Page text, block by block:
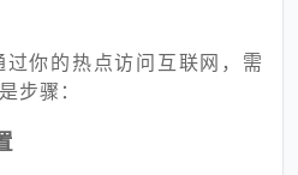
你的热点访问互联网，需
步骤：